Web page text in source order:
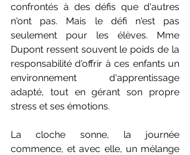
confrontés à des défis que d'autres
n'ont pas. Mais le défi n'est pas
seulement pour les élèves. Mme
Dupont ressent souvent le poids de la
responsabilité d'offrir à ces enfants un
environnement d'apprentissage
adapté, tout en gérant son propre
stress et ses émotions.
La cloche sonne, la journée
commence, et avec elle, un mélange